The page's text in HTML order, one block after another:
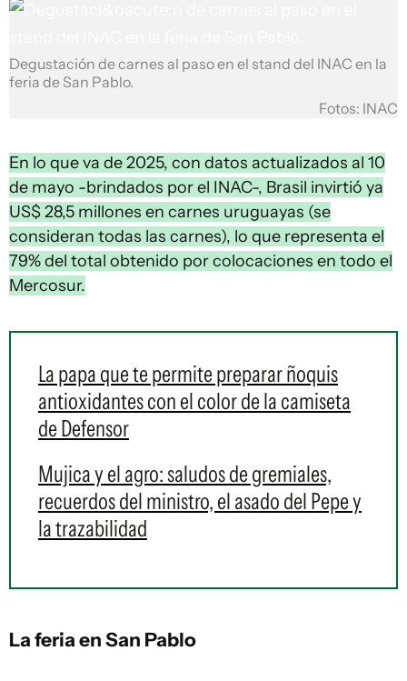
Degustación de carnes al paso en el stand del INAC en la
feria de San Pablo.
Fotos: INAC
En lo que va de 2025, con datos actualizados al 10
de mayo -brindados por el INAC-, Brasil invirtió ya
US$ 28,5 millones en carnes uruguayas (se
consideran todas las carnes), lo que representa el
79% del total obtenido por colocaciones en todo el
Mercosur.
La papa que te permite preparar ñoquis
antioxidantes con el color de la camiseta
de Defensor
Mujica y el agro: saludos de gremiales,
recuerdos del ministro, el asado del Pepe y
la trazabilidad
La feria en San Pablo